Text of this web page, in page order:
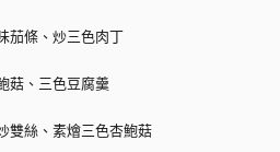
茄條、炒三色肉丁
菇、三色豆腐羹
雙絲、素燴三色杏鮑菇